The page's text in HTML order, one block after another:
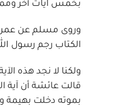
بخمس آيات أُخر
وروى مسلم عن عمر
الكتاب رجم رسول
قالت عائشة أن آية
بموته دخلت بهيمة